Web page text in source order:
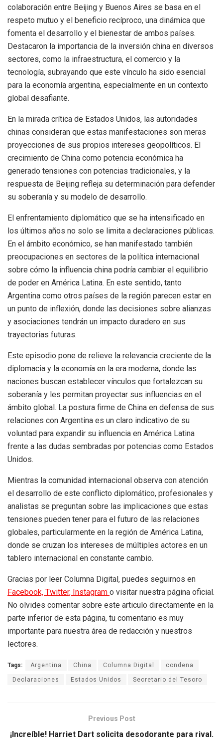
colaboración entre Beijing y Buenos Aires se basa en el
respeto mutuo y el beneficio recíproco, una dinámica que
fomenta el desarrollo y el bienestar de ambos países.
Destacaron la importancia de la inversión china en diversos
sectores, como la infraestructura, el comercio y la
tecnología, subrayando que este vínculo ha sido esencial
para la economía argentina, especialmente en un contexto
global desafiante.
En la mirada crítica de Estados Unidos, las autoridades
chinas consideran que estas manifestaciones son meras
proyecciones de sus propios intereses geopolíticos. El
crecimiento de China como potencia económica ha
generado tensiones con potencias tradicionales, y la
respuesta de Beijing refleja su determinación para defender
su soberanía y su modelo de desarrollo.
El enfrentamiento diplomático que se ha intensificado en
los últimos años no solo se limita a declaraciones públicas.
En el ámbito económico, se han manifestado también
preocupaciones en sectores de la política internacional
sobre cómo la influencia china podría cambiar el equilibrio
de poder en América Latina. En este sentido, tanto
Argentina como otros países de la región parecen estar en
un punto de inflexión, donde las decisiones sobre alianzas
y asociaciones tendrán un impacto duradero en sus
trayectorias futuras.
Este episodio pone de relieve la relevancia creciente de la
diplomacia y la economía en la era moderna, donde las
naciones buscan establecer vínculos que fortalezcan su
soberanía y les permitan proyectar sus influencias en el
ámbito global. La postura firme de China en defensa de sus
relaciones con Argentina es un claro indicativo de su
voluntad para expandir su influencia en América Latina
frente a las dudas sembradas por potencias como Estados
Unidos.
Mientras la comunidad internacional observa con atención
el desarrollo de este conflicto diplomático, profesionales y
analistas se preguntan sobre las implicaciones que estas
tensiones pueden tener para el futuro de las relaciones
globales, particularmente en la región de América Latina,
donde se cruzan los intereses de múltiples actores en un
tablero internacional en constante cambio.
Gracias por leer Columna Digital, puedes seguirnos en
Facebook, Twitter, Instagram o visitar nuestra página oficial.
No olvides comentar sobre este articulo directamente en la
parte inferior de esta página, tu comentario es muy
importante para nuestra área de redacción y nuestros
lectores.
Tags: Argentina China Columna Digital condena
Declaraciones Estados Unidos Secretario del Tesoro
Previous Post
¡Increíble! Harriet Dart solicita desodorante para rival.